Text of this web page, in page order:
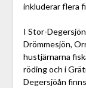
inkluderar flera
I Stor-
Drömmesjön,
hustjärnarna
röding och i
Degersjöån